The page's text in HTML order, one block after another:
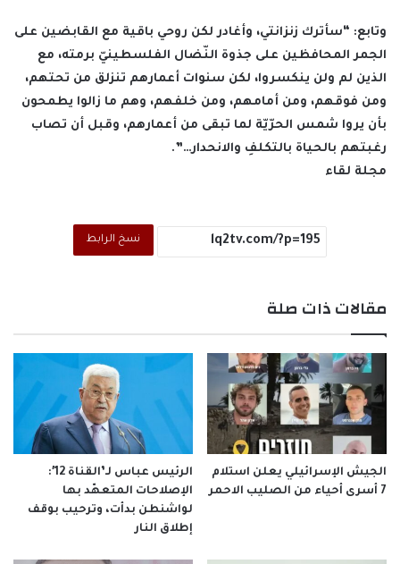
وتابع: “سأترك زنزانتي، وأغادر لكن روحي باقية مع القابضين على
الجمر المحافظين على جذوة النّضال الفلسطينيّ برمته، مع
الذين لم ولن ينكسروا، لكن سنوات أعمارهم تنزلق من تحتهم،
ومن فوقهم، ومن أمامهم، ومن خلفهم، وهم ما زالوا يطمحون
بأن يروا شمس الحرّيّة لما تبقى من أعمارهم، وقبل أن تصاب
رغبتهم بالحياة بالتكلفِ والانحدار…”.
مجلة لقاء
نسخ الرابط
مقالات ذات صلة
الجيش الإسرائيلي يعلن استلام
7 أسرى أحياء من الصليب الاحمر
الرئيس عباس لـ’القناة 12′:
الإصلاحات المتعهّد بها
لواشنطن بدأت، وترحيب بوقف
إطلاق النار